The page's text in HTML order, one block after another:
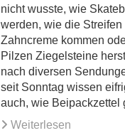
nicht wusste, wie
werden, wie die Streifen
Zahncreme kommen
Pilzen Ziegelsteine
nach diversen
seit Sonntag wissen
auch, wie Beipackzettel
Weiterlesen